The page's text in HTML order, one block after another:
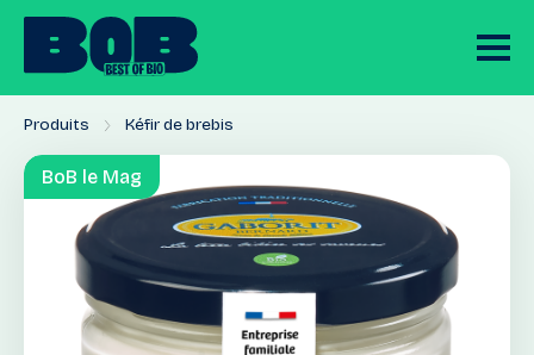
Produits Kéfir de brebis
BoB le Mag